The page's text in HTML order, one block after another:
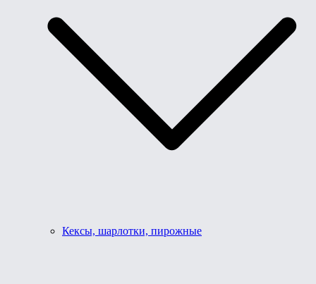
Кексы, шарлотки, пирожные